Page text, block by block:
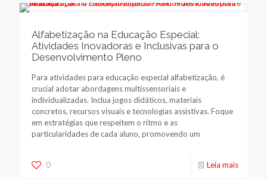
Alfabetização na Educação Especial:
Atividades Inovadoras e Inclusivas para o
Desenvolvimento Pleno
Para atividades para educação especial alfabetização, é
crucial adotar abordagens multissensoriais e
individualizadas. Inclua jogos didáticos, materiais
concretos, recursos visuais e tecnologias assistivas. Foque
em estratégias que respeitem o ritmo e as
particularidades de cada aluno, promovendo um
0 Leia mais